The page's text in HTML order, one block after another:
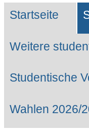
Suche…
Sektionen
Startseite
Weitere
Studentische
Wahlen 2026/